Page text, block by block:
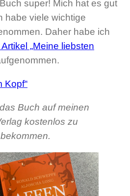
super! Mich hat es gut
habe viele wichtige
Daher habe ich
„Meine liebsten
Kopf“
Buch auf meinen
kostenlos zu